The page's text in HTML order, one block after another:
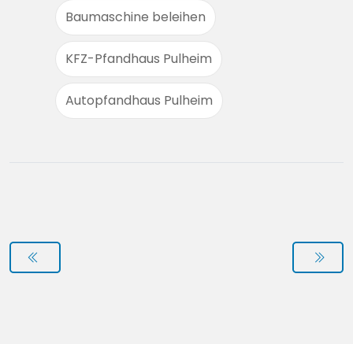
Baumaschine beleihen
KFZ-Pfandhaus Pulheim
Autopfandhaus Pulheim